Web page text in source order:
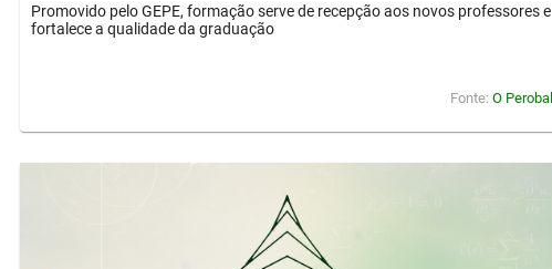
Promovido pelo GEPE, formação serve de recepção aos novos professores e
fortalece a qualidade da graduação
Fonte: O Perobal